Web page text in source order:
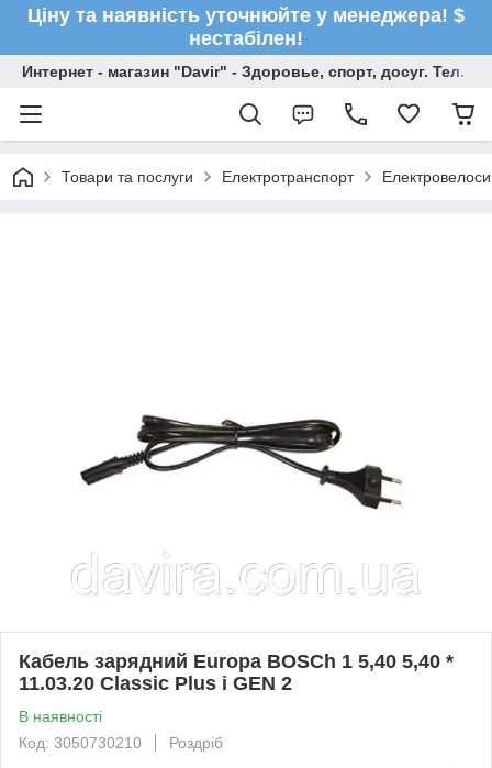
Ціну та наявність уточнюйте у менеджера! $
нестабілен!
Интернет - магазин "Davir" - Здоровье, спорт, досуг. Тел.
Товари та послуги Електротранспорт
Кабель зарядний Europa BOSCh 1 5,40 5,40 *
11.03.20 Classic Plus і GEN 2
В наявності
Код: 3050730210
Роздріб